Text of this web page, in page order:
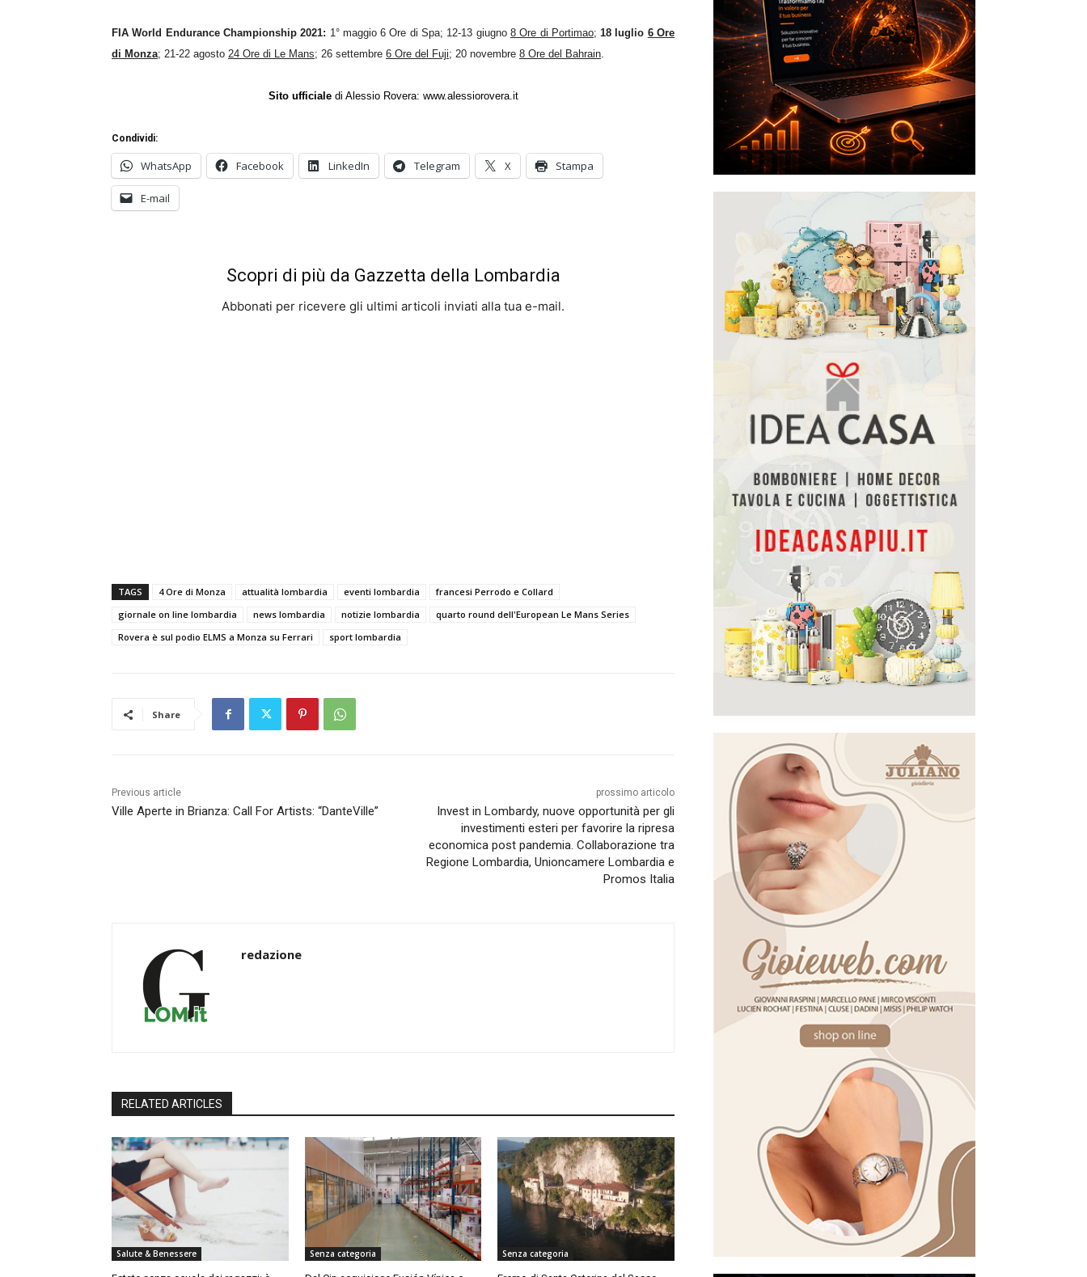
FIA World Endurance Championship 2021: 1° maggio 6 Ore di Spa; 12-13 giugno 8 Ore di Portimao;18 luglio 6 Ore
di Monza; 21-22 agosto 24 Ore di Le Mans; 26 settembre 6 Ore del Fuji; 20 novembre 8 Ore del Bahrain.
Sito ufficialedi Alessio Rovera: www.alessiorovera.it
Condividi:
WhatsApp Facebook LinkedIn Telegram X Stampa
E-mail
Scopri di più da Gazzetta della Lombardia
Abbonati per ricevere gli ultimi articoli inviati alla tua e-mail.
TAGS 4 Ore di Monza attualità lombardia eventi lombardia
francesi Perrodo e Collard
giornale on line lombardia
news lombardia notizie lombardia
quarto round dell'European Le Mans Series
Rovera è sul podio ELMS a Monza su Ferrari
sport lombardia
Share
Previous article
Ville Aperte in Brianza: Call For Artists: “DanteVille”
prossimo articolo
Invest in Lombardy, nuove opportunità per gli
investimenti esteri per favorire la ripresa
economica post pandemia. Collaborazione tra
Regione Lombardia, Unioncamere Lombardia e
Promos Italia
redazione
RELATED ARTICLES
Salute & Benessere Senza categoria Senza categoria